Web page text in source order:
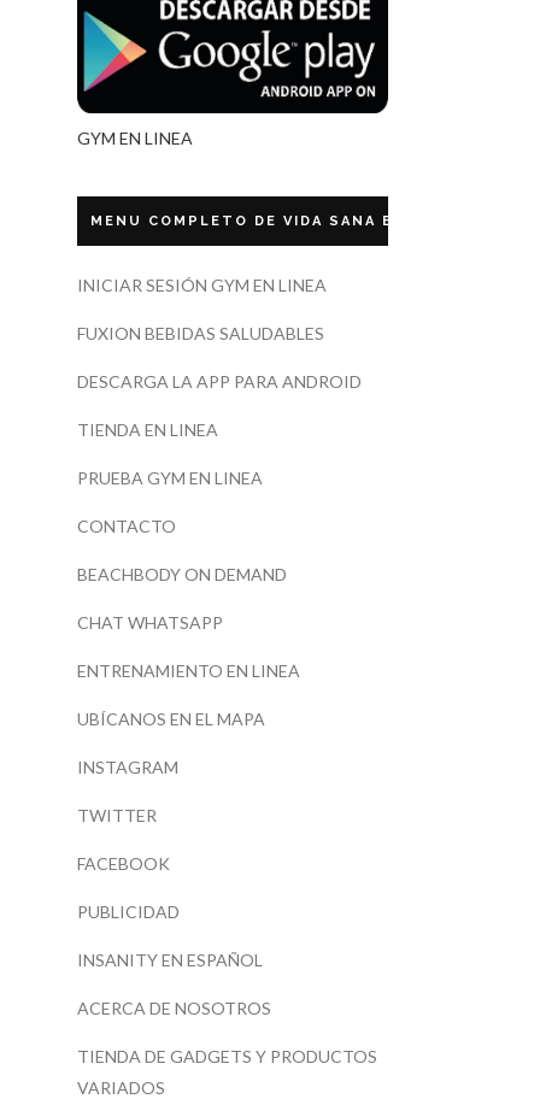
GYM EN LINEA
MENU COMPLETO DE VIDA SANA ECUADOR
INICIAR SESIÓN GYM EN LINEA
FUXION BEBIDAS SALUDABLES
DESCARGA LA APP PARA ANDROID
TIENDA EN LINEA
PRUEBA GYM EN LINEA
CONTACTO
BEACHBODY ON DEMAND
CHAT WHATSAPP
ENTRENAMIENTO EN LINEA
UBÍCANOS EN EL MAPA
INSTAGRAM
TWITTER
FACEBOOK
PUBLICIDAD
INSANITY EN ESPAÑOL
ACERCA DE NOSOTROS
TIENDA DE GADGETS Y PRODUCTOS
VARIADOS